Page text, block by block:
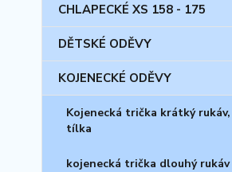
CHLAPECKÉ XS 158 - 175
DĚTSKÉ ODĚVY
KOJENECKÉ ODĚVY
Kojenecká trička krátký rukáv,
tílka
kojenecká trička dlouhý rukáv